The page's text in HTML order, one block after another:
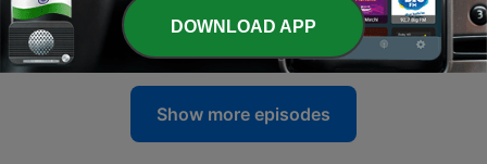
16 - LECCION 7 - PARTE 2
03 Sep 2023
Show more episodes
DOWNLOAD APP